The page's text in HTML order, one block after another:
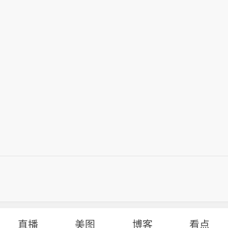
直播 美图 博客 看点